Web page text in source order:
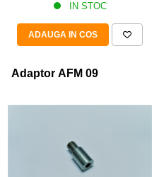
IN STOC
ADAUGA IN COS
Adaptor AFM 09